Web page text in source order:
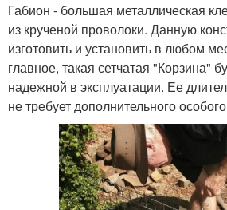
Габион - большая металлическая
из крученой проволоки. Данную
изготовить и установить в любом
главное, такая сетчатая "Корзина"
надежной в эксплуатации. Ее
не требует дополнительного